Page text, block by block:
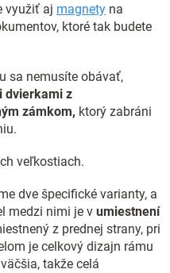
využiť aj magnety na
ktoré tak budete
sa nemusíte obávať,
dvierkami z
zámkom, ktorý zabráni
veľkostiach.
dve špecifické varianty, a
medzi nimi je v umiestnení
z prednej strany, pri
je celkový dizajn rámu
takže celá